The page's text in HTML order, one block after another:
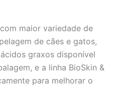
maior variedade de
de cães e gatos,
graxos disponível
e a linha BioSkin &
para melhorar o